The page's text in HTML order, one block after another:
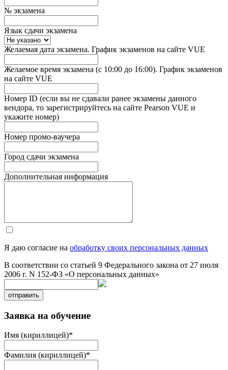
№ экзамена
Язык сдачи экзамена
Желаемая дата экзамена. График экзаменов на сайте VUE
Желаемое время экзамена (с 10:00 до 16:00). График экзаменов
на сайте VUE
Номер ID (если вы не сдавали ранее экзамены данного
вендора, то зарегистрируйтесь на сайте Pearson VUE и
укажите номер)
Номер промо-ваучера
Город сдачи экзамена
Дополнительная информация
Я даю согласие на обработку своих персональных данных
В соответствии со статьей 9 Федерального закона от 27 июля
2006 г. N 152-ФЗ «О персональных данных»
отправить
Заявка на обучение
Имя (кириллицей)*
Фамилия (кириллицей)*